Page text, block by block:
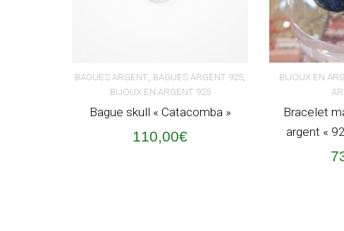
BAGUES ARGENT, BAGUES ARGENT 925,
BIJOUX EN ARGENT 925
Bague skull « Catacomba »
110,00€
BIJOUX EN
Bracelet
argent «